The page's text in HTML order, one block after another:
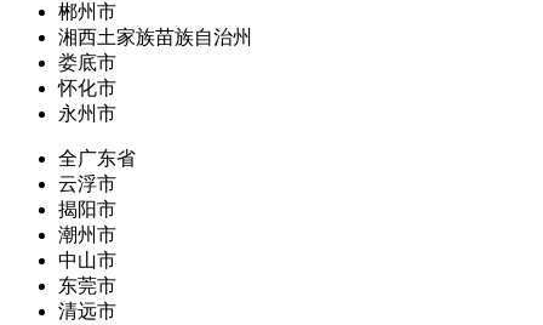
郴州市
湘西土家族苗族自治州
娄底市
怀化市
永州市
全广东省
云浮市
揭阳市
潮州市
中山市
东莞市
清远市